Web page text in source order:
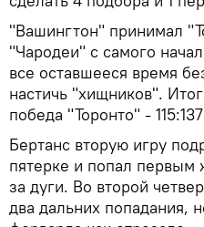
"Вашингтон" принимал
"Чародеи" с самого
все оставшееся время
настичь "хищников".
победа "Торонто" -
Бертанс вторую игру
пятерке и попал
за дуги. Во второй
два дальних попадания,